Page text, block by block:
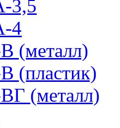
3,5
4
(металл)
(пластик)
(металл)